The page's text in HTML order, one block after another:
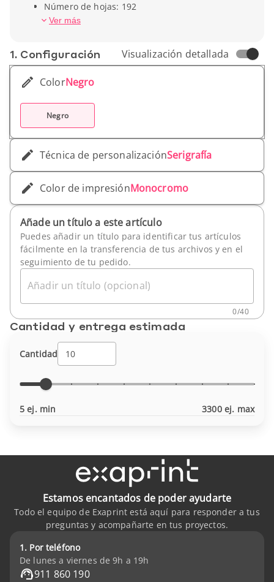
Número de hojas: 192
Tipo de papel: Blanco
Alto (cm): 21 cm
Peso unitario: 230 g
Ver más
1. Conf­iguración Visualización detallada
ColorNegro
Negro
Técnica de personalizaciónSerigrafía
Color de impresiónMonocromo
Añade un título a este artículo
Puedes añadir un título para identificar tus artículos
fácilmente en la transferencia de tus archivos y en el
seguimiento de tu pedido.
Añadir un título (opcional)
0/40
Cantidad y entrega estimada
Cantidad
5 ej. min 3300 ej. max
Estamos encantados de poder ayudarte
Todo el equipo de Exaprint está aquí para responder a tus
preguntas y acompañarte en tus proyectos.
1. Por teléfono
De lunes a viernes de 9h a 19h
911 860 190